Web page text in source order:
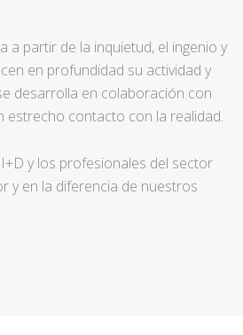
partir de la inquietud, el ingenio y
en profundidad su actividad y
desarrolla en colaboración con
contacto con la realidad.
y los profesionales del sector
y en la diferencia de nuestros